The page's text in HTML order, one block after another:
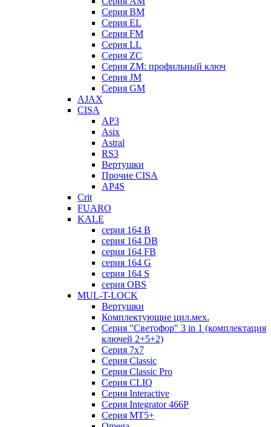
Серия BM
Серия EL
Серия FM
Серия LL
Серия ZC
Серия ZM: профильный ключ
Серия JM
Серия GM
AJAX
CISA
AP3
Asix
Astral
RS3
Вертушки
Прочие CISA
AP4S
Crit
FUARO
KALE
серия 164 B
серия 164 DB
серия 164 FB
серия 164 G
серия 164 S
серия OBS
MUL-T-LOCK
Вертушки
Комплектующие цил.мех.
Серия "Светофор" 3 in 1 (комплектация
ключей 2+5+2)
Серия 7х7
Серия Classic
Серия Classic Pro
Серия CLIQ
Серия Interactive
Серия Integrator 466P
Серия MT5+